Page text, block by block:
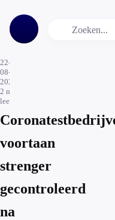
22-
08-
2021
2 min.
leestijd
voortaan
strenger
gecontroleerd
na